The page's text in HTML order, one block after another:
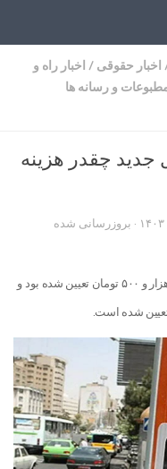
اخبار حقوقی / اخبار راه و
و رسانه ها
جدید چقدر هزینه
· بروزرسانی شده
نرخ پایه عوارض طرح ترافیک سال ۱۴۰۲ مبلغ ۵۲ هزار و ۵۰۰ تومان تعیین شده بود و